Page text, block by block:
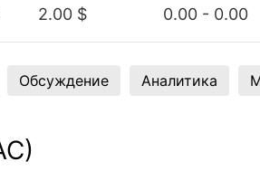
2.00 $ 0.00 - 0.00
Обсуждение Аналитика